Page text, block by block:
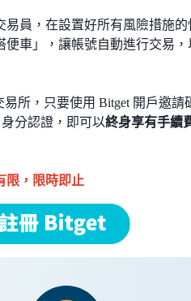
易員，在設置好所有風險措施的
便車」，讓帳號自動進行交易，
所，只要使用 Bitget 開戶邀請
分認證，即可以終身享有手續
限，限時即止